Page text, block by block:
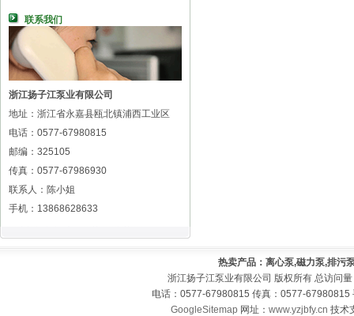
联系我们
浙江扬子江泵业有限公司
地址：浙江省永嘉县瓯北镇浦西工业区
电话：0577-67980815
邮编：325105
传真：0577-67986930
联系人：陈小姐
手机：13868628633
热卖产品：离心泵,磁力泵,排污
浙江扬子江泵业有限公司 版权所有 总访问
电话：0577-67980815 传真：0577-
GoogleSitemap 网址：www.yzjbfy.cn 技术